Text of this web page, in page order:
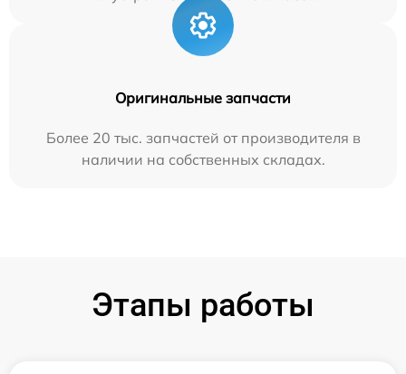
Оригинальные запчасти
Более 20 тыс. запчастей от производителя в
наличии на собственных складах.
Этапы работы